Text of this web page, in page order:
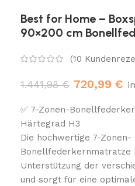
Best for Home –
90×200 cm
(10
1.441,98€ 720,99 €
✅ 7-Zonen-
Härtegrad H3
Die hochwertige 7-Zonen-
Bonellfederkernmatratze
Unterstützung der
und sorgt für eine